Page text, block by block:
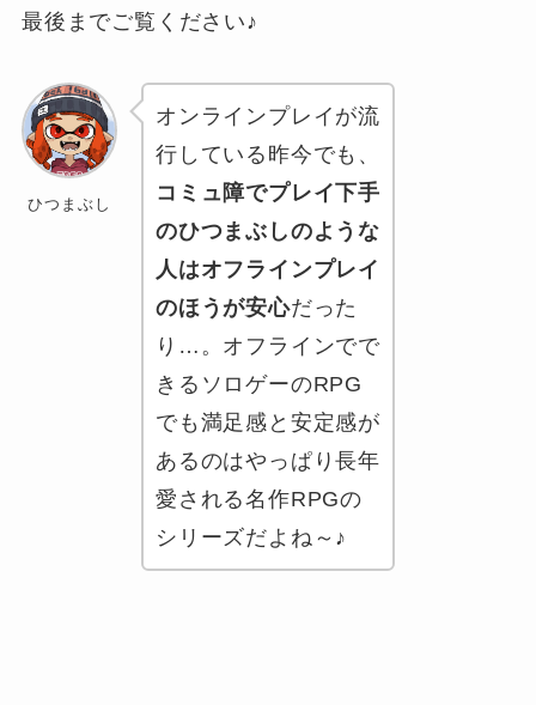
最後までご覧ください♪
ひつまぶし
オンラインプレイが流
行している昨今でも、
コミュ障でプレイ下手
のひつまぶしのような
人はオフラインプレイ
のほうが安心だった
り…。オフラインでで
きるソロゲーのRPG
でも満足感と安定感が
あるのはやっぱり長年
愛される名作RPGの
シリーズだよね～♪